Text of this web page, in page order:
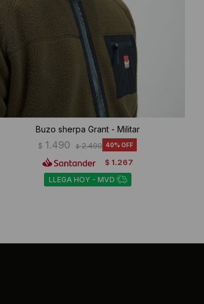
Buzo sherpa Grant - Militar
$ 1.490 $ 2.490 40
$ 1.267
LLEGA HOY - MVD